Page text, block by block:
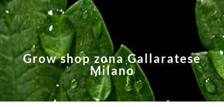
Grow shop zona Gallaratese
Milano